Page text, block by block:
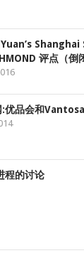
评点（倒
:优品会和
程的讨论